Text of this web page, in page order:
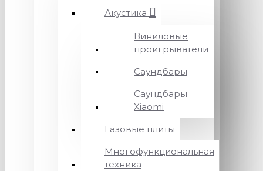
Акустика
Виниловые
проигрыватели
Саундбары
Саундбары
Xiaomi
Газовые плиты
Многофункциональная
техника